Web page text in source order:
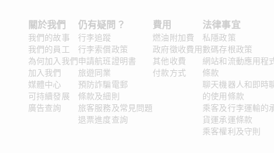
關於我們
我們的故事
我們的員工
為何加入我們
加入我們
媒體中心
可持續發展
廣告查詢
仍有疑問？
行李追蹤
行李索償政策
申請航班證明書
旅遊同業
預防詐騙電郵
條款及細則
旅客服務及常見問題
退票進度查詢
費用
燃油附加費
政府徵收費用
其他收費
付款方式
法律事宜
私隱政策
數碼存根政策
網站和流動應用程
條款
聊天機器人和即時
的使用條款
乘客及行李運輸的
貨運承運條款
乘客權利及守則